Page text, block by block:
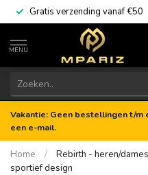
Gratis verzending vanaf €50
MENU
Vakantie: Geen bestellingen t/m
een e-mail.
Home /
Rebirth - heren/
sportief design